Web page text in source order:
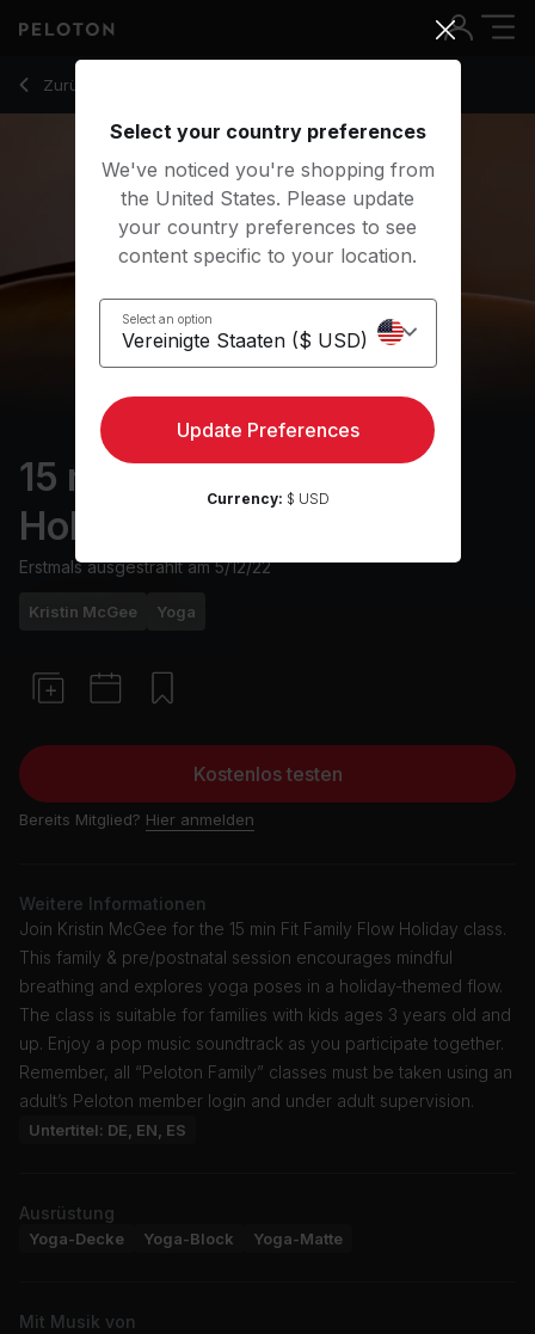
Zurück zu Yoga-Kurse
Zurück
15 min Fit Family Flow:
Holiday
Erstmals ausgestrahlt am5/12/22
Kristin McGee Yoga
Kostenlos testen
Bereits Mitglied? Hier anmelden
Weitere Informationen
Join Kristin McGee for the 15 min Fit Family Flow Holiday class.
This family & pre/postnatal session encourages mindful
breathing and explores yoga poses in a holiday-themed flow.
The class is suitable for families with kids ages 3 years old and
up. Enjoy a pop music soundtrack as you participate together.
Remember, all “Peloton Family” classes must be taken using an
adult’s Peloton member login and under adult supervision.
Untertitel: DE, EN, ES
Ausrüstung
Yoga-Decke Yoga-Block Yoga-Matte
Mit Musik von
Select your country preferences
We've noticed you're shopping from
the United States. Please update
your country preferences to see
content specific to your location.
Select an option
Update Preferences
Currency: $ USD